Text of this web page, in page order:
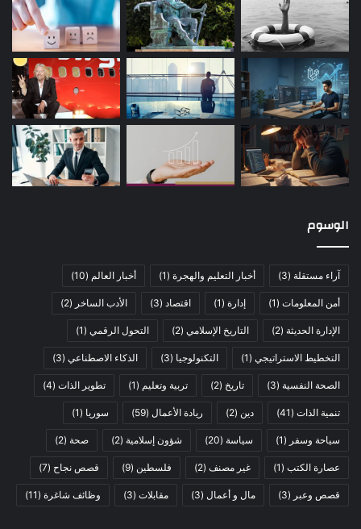
الوسوم
آراء مستقلة (3) أخبار التعليم والهجرة (1) أخبار العالم (10)
أمن المعلومات (1) إدارة (1) اقتصاد (3) الأدب الساخر (2)
الإدارة الحديثة (2) التاريخ الإسلامي (2) التحول الرقمي (1)
التخطيط الاستراتيجي (1) التكنولوجيا (3) الذكاء الاصطناعي (3)
الصحة النفسية (3) تاريخ (2) تربية وتعليم (1) تطوير الذات (4)
تنمية الذات (41) دين (2) ريادة الأعمال (59) سوريا (1)
سياحة وسفر (1) سياسة (20) شؤون إسلامية (2) صحة (2)
عصارة الكتب (1) غير مصنف (2) فلسطين (9) قصص نجاح (7)
قصص وعبر (3) مال و أعمال (3) مقابلات (3) وظائف شاغرة (11)